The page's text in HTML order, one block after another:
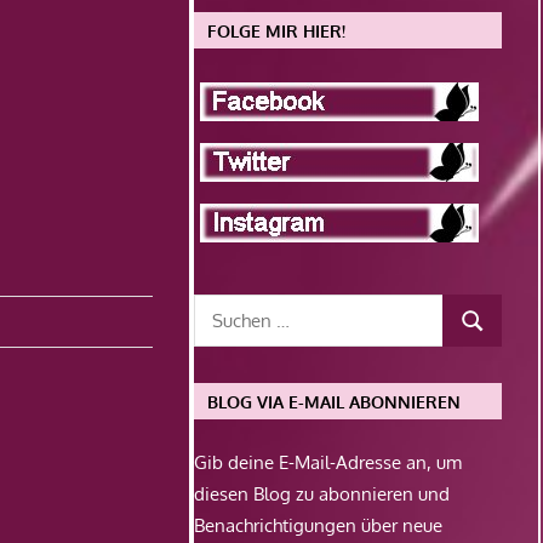
FOLGE MIR HIER!
BLOG VIA E-MAIL ABONNIEREN
Gib deine E-Mail-Adresse an, um
diesen Blog zu abonnieren und
Benachrichtigungen über neue